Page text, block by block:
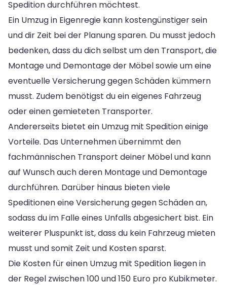
Spedition durchführen möchtest.
Ein Umzug in Eigenregie kann kostengünstiger sein
und dir Zeit bei der Planung sparen. Du musst jedoch
bedenken, dass du dich selbst um den Transport, die
Montage und Demontage der Möbel sowie um eine
eventuelle Versicherung gegen Schäden kümmern
musst. Zudem benötigst du ein eigenes Fahrzeug
oder einen gemieteten Transporter.
Andererseits bietet ein Umzug mit Spedition einige
Vorteile. Das Unternehmen übernimmt den
fachmännischen Transport deiner Möbel und kann
auf Wunsch auch deren Montage und Demontage
durchführen. Darüber hinaus bieten viele
Speditionen eine Versicherung gegen Schäden an,
sodass du im Falle eines Unfalls abgesichert bist. Ein
weiterer Pluspunkt ist, dass du kein Fahrzeug mieten
musst und somit Zeit und Kosten sparst.
Die Kosten für einen Umzug mit Spedition liegen in
der Regel zwischen 100 und 150 Euro pro Kubikmeter.